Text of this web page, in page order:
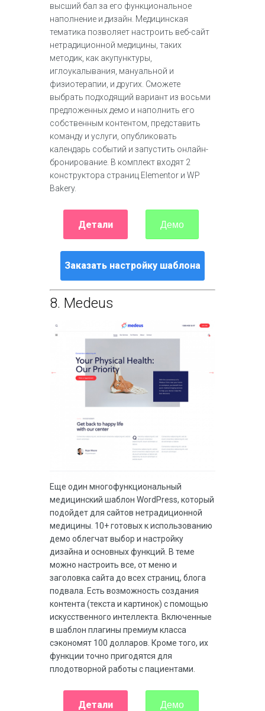
высший бал за его функциональное
наполнение и дизайн. Медицинская
тематика позволяет настроить веб-сайт
нетрадиционной медицины, таких
методик, как акупунктуры,
иглоукалывания, мануальной и
физиотерапии, и других. Сможете
выбрать подходящий вариант из восьми
предложенных демо и наполнить его
собственным контентом, представить
команду и услуги, опубликовать
календарь событий и запустить онлайн-
бронирование. В комплект входят 2
конструктора страниц Elementor и WP
Bakery.
Детали Демо
Заказать настройку шаблона
8. Medeus
Еще один многофункциональный
медицинский шаблон WordPress, который
подойдет для сайтов нетрадиционной
медицины. 10+ готовых к использованию
демо облегчат выбор и настройку
дизайна и основных функций. В теме
можно настроить все, от меню и
заголовка сайта до всех страниц, блога
подвала. Есть возможность создания
контента (текста и картинок) с помощью
искусственного интеллекта. Включенные
в шаблон плагины премиум класса
сэкономят 100 долларов. Кроме того, их
функции точно пригодятся для
плодотворной работы с пациентами.
Детали Демо